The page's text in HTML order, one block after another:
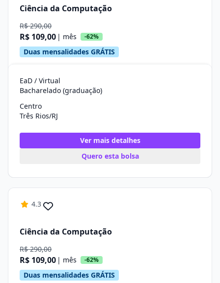
Ciência da Computação
R$ 290,00
R$ 109,00 | mês -62%
Duas mensalidades GRÁTIS
EaD / Virtual
Bacharelado (graduação)
Centro
Três Rios/RJ
Ver mais detalhes
Quero esta bolsa
4.3
Ciência da Computação
R$ 290,00
R$ 109,00 | mês -62%
Duas mensalidades GRÁTIS